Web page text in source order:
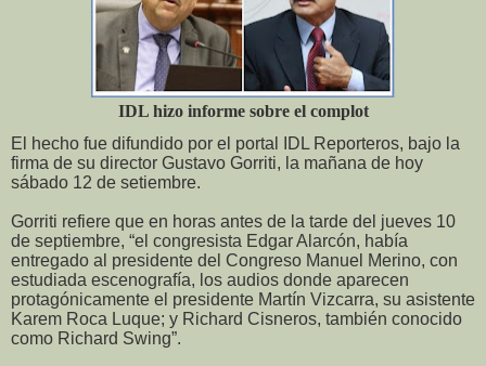
IDL hizo informe sobre el complot
El hecho fue difundido por el portal IDL Reporteros, bajo la
firma de su director Gustavo Gorriti, la mañana de hoy
sábado 12 de setiembre.
Gorriti refiere que en horas antes de la tarde del jueves 10
de septiembre, “el congresista Edgar Alarcón, había
entregado al presidente del Congreso Manuel Merino, con
estudiada escenografía, los audios donde aparecen
protagónicamente el presidente Martín Vizcarra, su asistente
Karem Roca Luque; y Richard Cisneros, también conocido
como Richard Swing”.